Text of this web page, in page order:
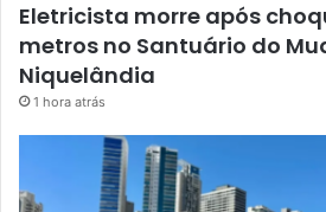
Eletricista morre após
metros no Santuário do
Niquelândia
1 hora atrás